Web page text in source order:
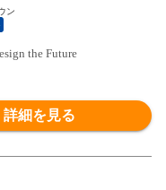
ガー ハンガーポール 収
衣類 収納 鏡 省スペー
〔鏡なし/ブラウン〕
20までに出荷予定
ン
the Future
詳細を見る